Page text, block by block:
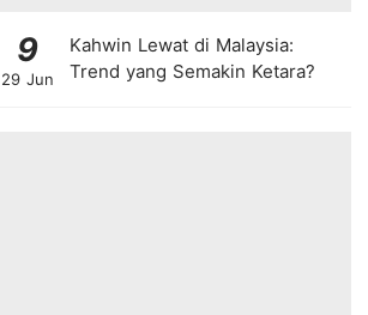
9
29 Jun
Kahwin Lewat di Malaysia:
Trend yang Semakin Ketara?